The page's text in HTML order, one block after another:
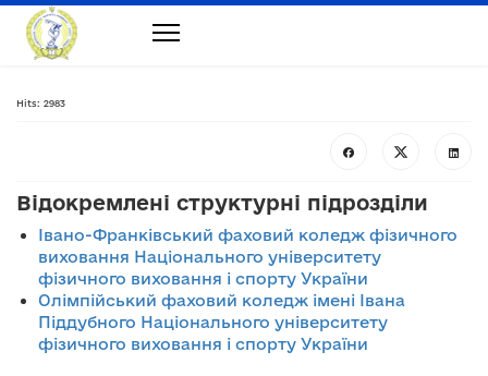
Hits: 2983
Відокремлені структурні підрозділи
Івано-Франківський фаховий коледж фізичного
виховання Національного університету
фізичного виховання і спорту України
Олімпійський фаховий коледж імені Івана
Піддубного Національного університету
фізичного виховання і спорту України